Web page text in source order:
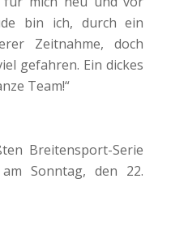
bin ich, durch ein
Zeitnahme, doch
gefahren. Ein dickes
Team!“
Breitensport-Serie
Sonntag, den 22.